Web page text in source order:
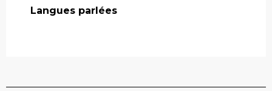
Langues parlées
Langues parlées